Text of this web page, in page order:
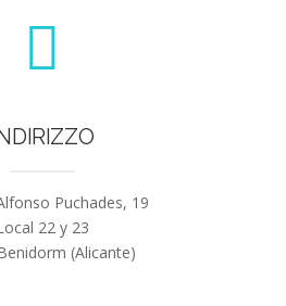
Puchades, 19
22 y 23
(Alicante)